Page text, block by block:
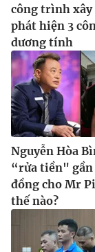
công trình xây
phát hiện 3
dương tính
Nguyễn Hòa
“rửa tiền" gần
đồng cho Mr
thế nào?